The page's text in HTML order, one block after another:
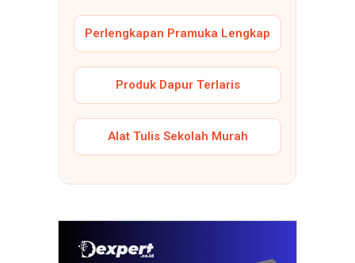
Perlengkapan Pramuka Lengkap
Produk Dapur Terlaris
Alat Tulis Sekolah Murah